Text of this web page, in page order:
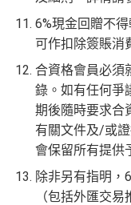
6%現金回贈不
可作扣除簽賬消
合資格會員必須
錄。如有任何爭
期後隨時要求合
有關文件及/或
會保留所有提供
除非另有指明，
（包括外匯交